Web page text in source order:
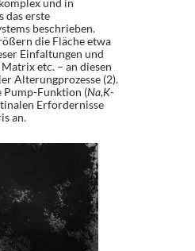
das erste
beschrieben.
die Fläche etwa
Einfaltungen und
etc. – an diesen
Alterungprozesse (2).
Pump-Funktion (Na,K-
Erfordernisse
an.